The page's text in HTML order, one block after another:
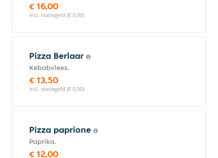
€ 16,00
incl. statiegeld (€ 0,00)
Pizza Berlaar
Kebabvlees.
€ 13,50
incl. statiegeld (€ 0,00)
Pizza paprione
Paprika.
€ 12,00